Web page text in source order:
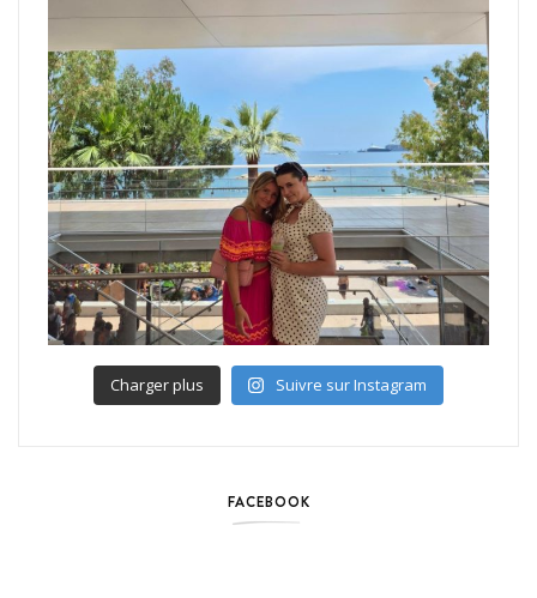
Charger plus Suivre sur Instagram
FACEBOOK